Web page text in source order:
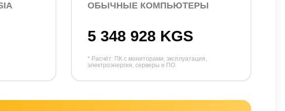
ОБЫЧНЫЕ КОМПЬЮТЕРЫ
5 348 928 KGS
* Расчёт: ПК с мониторами, эксплуатация,
электроэнергия, серверы и ПО.